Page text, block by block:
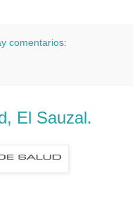
comentarios:
El Sauzal.